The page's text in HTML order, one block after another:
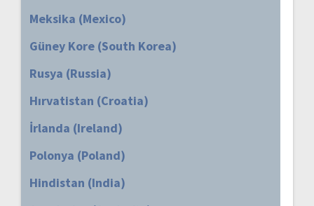
Meksika (Mexico)
Güney Kore (South Korea)
Rusya (Russia)
Hırvatistan (Croatia)
İrlanda (Ireland)
Polonya (Poland)
Hindistan (India)